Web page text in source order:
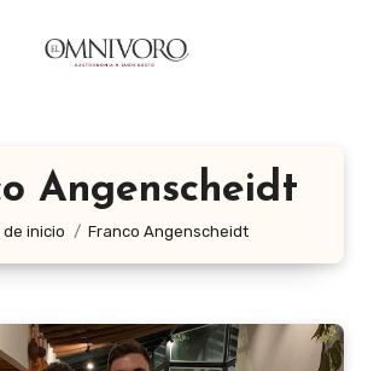
Angenscheidt
inicio Franco Angenscheidt